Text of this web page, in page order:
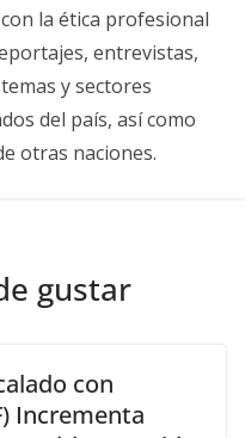
la ética profesional
entrevistas,
y sectores
del país, así como
otras naciones.
gustar
con
Incrementa